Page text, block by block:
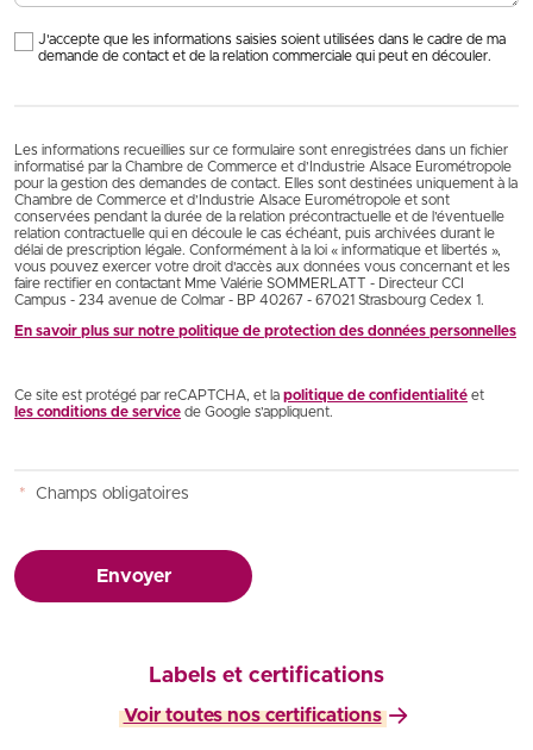
J'accepte que les informations saisies soient utilisées dans le cadre de ma
demande de contact et de la relation commerciale qui peut en découler.
Les informations recueillies sur ce formulaire sont enregistrées dans un fichier
informatisé par la Chambre de Commerce et d’Industrie Alsace Eurométropole
pour la gestion des demandes de contact. Elles sont destinées uniquement à la
Chambre de Commerce et d’Industrie Alsace Eurométropole et sont
conservées pendant la durée de la relation précontractuelle et de l’éventuelle
relation contractuelle qui en découle le cas échéant, puis archivées durant le
délai de prescription légale. Conformément à la loi « informatique et libertés »,
vous pouvez exercer votre droit d'accès aux données vous concernant et les
faire rectifier en contactant Mme Valérie SOMMERLATT - Directeur CCI
Campus - 234 avenue de Colmar - BP 40267 - 67021 Strasbourg Cedex 1.
En savoir plus sur notre politique de protection des données personnelles
Ce site est protégé par reCAPTCHA, et la politique de confidentialité et
les conditions de service de Google s’appliquent.
* Champs obligatoires
Envoyer
Labels et certifications
Voir toutes nos certifications